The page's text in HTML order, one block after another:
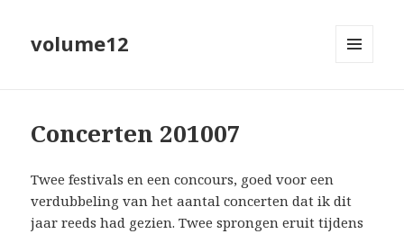
volume12
Concerten 201007
Twee festivals en een concours, goed voor een
verdubbeling van het aantal concerten dat ik dit
jaar reeds had gezien. Twee sprongen eruit tijdens